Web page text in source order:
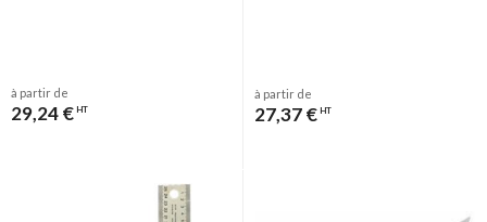
à partir de
29,24 € HT
à partir de
27,37 € HT